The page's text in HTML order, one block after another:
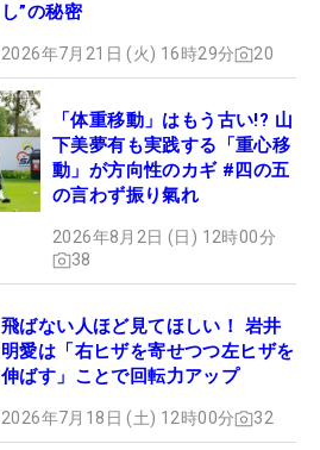
し”の秘密
2026年7月21日 (火) 16時29分 20
「体重移動」はもう古い!? 山
下美夢有も実践する「重心移
動」が方向性のカギ #四の五
の言わず振り氣れ
2026年8月2日 (日) 12時00分
38
飛ばない人ほど見てほしい！ 岩井
明愛は「右ヒザを寄せつつ左ヒザを
伸ばす」ことで回転力アップ
2026年7月18日 (土) 12時00分 32